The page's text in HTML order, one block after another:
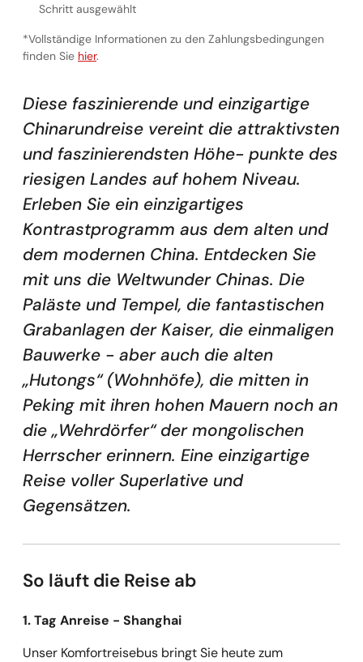
Diese faszinierende und einzigartige
Chinarundreise vereint die attraktivsten
und faszinierendsten Höhe- punkte des
riesigen Landes auf hohem Niveau.
Erleben Sie ein einzigartiges
Kontrastprogramm aus dem alten und
dem modernen China. Entdecken Sie
mit uns die Weltwunder Chinas. Die
Paläste und Tempel, die fantastischen
Grabanlagen der Kaiser, die einmaligen
Bauwerke - aber auch die alten
„Hutongs“ (Wohnhöfe), die mitten in
Peking mit ihren hohen Mauern noch an
die „Wehrdörfer“ der mongolischen
Herrscher erinnern. Eine einzigartige
Reise voller Superlative und
Gegensätzen.
So läuft die Reise ab
1. Tag Anreise - Shanghai
Unser Komfortreisebus bringt Sie heute zum
Schritt ausgewählt
*Vollständige Informationen zu den Zahlungsbedingungen
finden Sie Vollständige Informationen zu den
hier.